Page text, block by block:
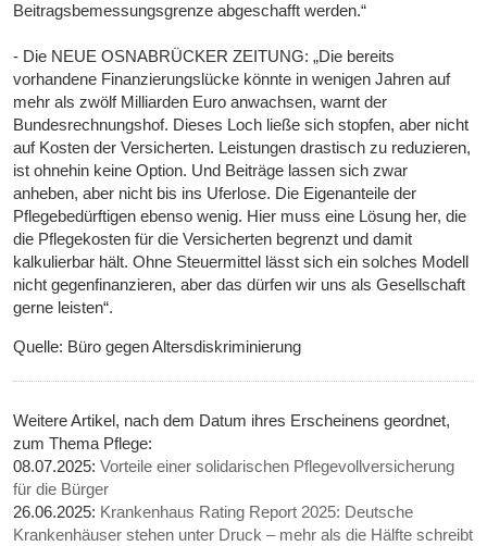
Beitragsbemessungsgrenze abgeschafft werden.“
- Die NEUE OSNABRÜCKER ZEITUNG: „Die bereits
vorhandene Finanzierungslücke könnte in wenigen Jahren auf
mehr als zwölf Milliarden Euro anwachsen, warnt der
Bundesrechnungshof. Dieses Loch ließe sich stopfen, aber nicht
auf Kosten der Versicherten. Leistungen drastisch zu reduzieren,
ist ohnehin keine Option. Und Beiträge lassen sich zwar
anheben, aber nicht bis ins Uferlose. Die Eigenanteile der
Pflegebedürftigen ebenso wenig. Hier muss eine Lösung her, die
die Pflegekosten für die Versicherten begrenzt und damit
kalkulierbar hält. Ohne Steuermittel lässt sich ein solches Modell
nicht gegenfinanzieren, aber das dürfen wir uns als Gesellschaft
gerne leisten“.
Quelle: Büro gegen Altersdiskriminierung
Weitere Artikel, nach dem Datum ihres Erscheinens geordnet,
zum Thema Pflege:
08.07.2025:Vorteile einer solidarischen Pflegevollversicherung
für die Bürger
26.06.2025: Krankenhaus Rating Report 2025: Deutsche
Krankenhäuser stehen unter Druck – mehr als die Hälfte schreibt